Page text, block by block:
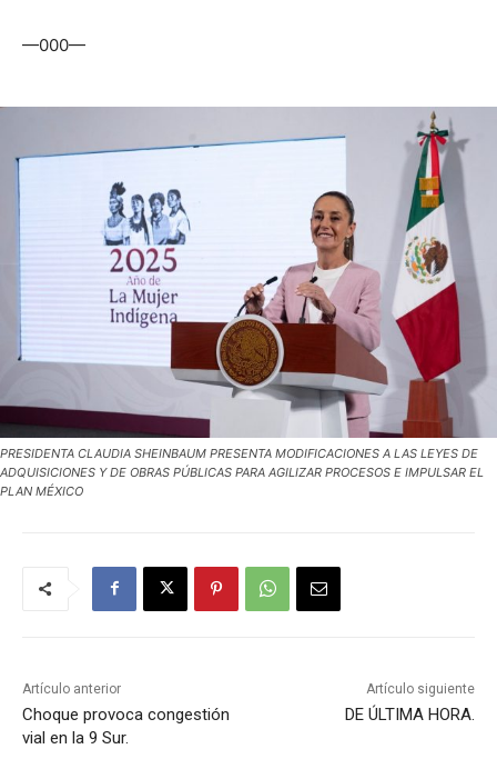
—000—
PRESIDENTA CLAUDIA SHEINBAUM PRESENTA MODIFICACIONES A LAS LEYES DE
ADQUISICIONES Y DE OBRAS PÚBLICAS PARA AGILIZAR PROCESOS E IMPULSAR EL
PLAN MÉXICO
Artículo anterior
Choque provoca congestión
vial en la 9 Sur.
Artículo siguiente
DE ÚLTIMA HORA.